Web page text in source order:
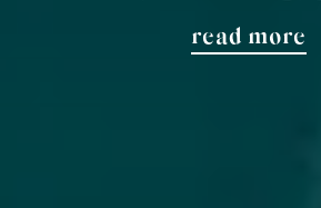
read more